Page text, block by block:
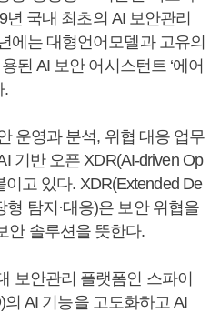
년 국내 최초의 AI 보안관리
에는 대형언어모델과 고유의
된 AI 보안 어시스턴트 ‘에어
.
운영과 분석, 위협 대응 업무
기반 오픈 XDR(AI-driven Op
이고 있다. XDR(Extended De
형 탐지·대응)은 보안 위협을
안 솔루션을 뜻한다.
보안관리 플랫폼인 스파이
AI 기능을 고도화하고 AI